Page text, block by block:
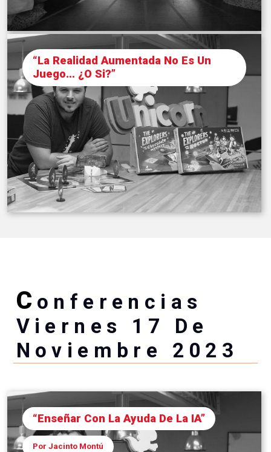
“La Realidad Aumentada No Es Un
Juego… ¿o Si?”
C Onferencias
Viernes 17 De
Noviembre 2023
“Enseñar Con La Ayuda De La IA”
Por Jacinto Montú